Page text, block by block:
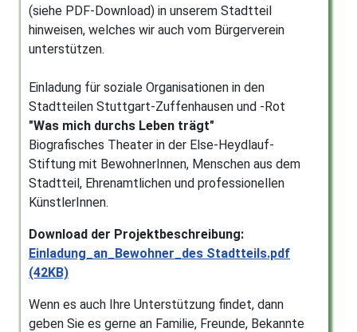
(siehe PDF-Download) in unserem Stadtteil
hinweisen, welches wir auch vom Bürgerverein
unterstützen.
Einladung für soziale Organisationen in den
Stadtteilen Stuttgart-Zuffenhausen und -Rot
"Was mich durchs Leben trägt"
Biografisches Theater in der Else-Heydlauf-
Stiftung mit BewohnerInnen, Menschen aus dem
Stadtteil, Ehrenamtlichen und professionellen
KünstlerInnen.
Download der Projektbeschreibung:
Einladung_an_Bewohner_des Stadtteils.pdf
(42KB)
Wenn es auch Ihre Unterstützung findet, dann
geben Sie es gerne an Familie, Freunde, Bekannte